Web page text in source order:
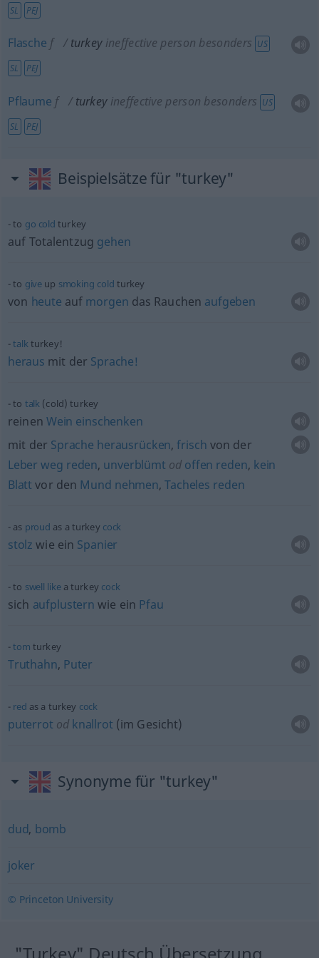
SL
PEJ
Flasche f turkey ineffective person besonders US
SL
PEJ
Pflaume f turkey ineffective person besonders US
SL
PEJ
Beispielsätze für "turkey"
to go cold turkey
auf Totalentzug gehen
to give up smoking cold turkey
von heute auf morgen das Rauchen aufgeben
talkturkey!
heraus mit der Sprache!
to talk (cold) turkey
reinen Wein einschenken
mit der Sprache herausrücken,frisch von der
Leber weg reden, unverblümt od offen reden, kein
Blatt vor den Mund nehmen,Tacheles reden
as proud as a turkey cock
stolz wie ein Spanier
to swell likea turkey cock
sich aufplustern wie ein Pfau
tom turkey
Truthahn, Puter
red as a turkey cock
puterrot od knallrot (im Gesicht)
Synonyme für "turkey"
dud, bomb
joker
© Princeton University